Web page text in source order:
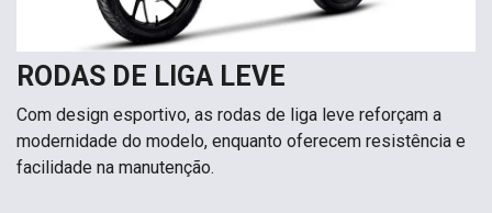
RODAS DE LIGA LEVE
Com design esportivo, as rodas de liga leve reforçam a
modernidade do modelo, enquanto oferecem resistência e
facilidade na manutenção.